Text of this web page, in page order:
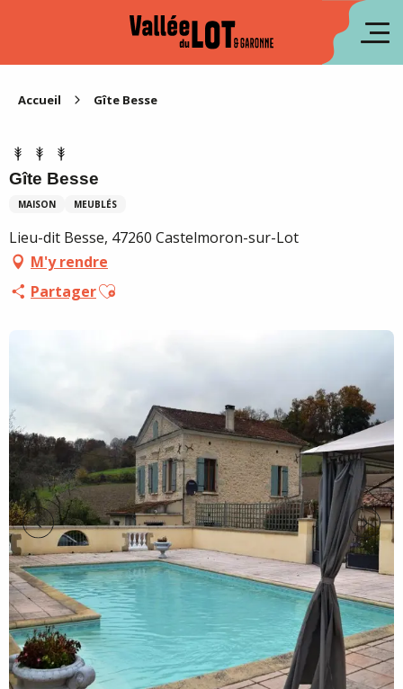
Accueil Gîte Besse
Gîte Besse
MAISON MEUBLÉS
Lieu-dit Besse, 47260 Castelmoron-sur-Lot
M'y rendre
PartagerAjouter aux favoris